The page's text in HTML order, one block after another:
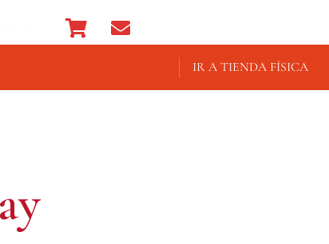
IR A TIENDA FÍSICA